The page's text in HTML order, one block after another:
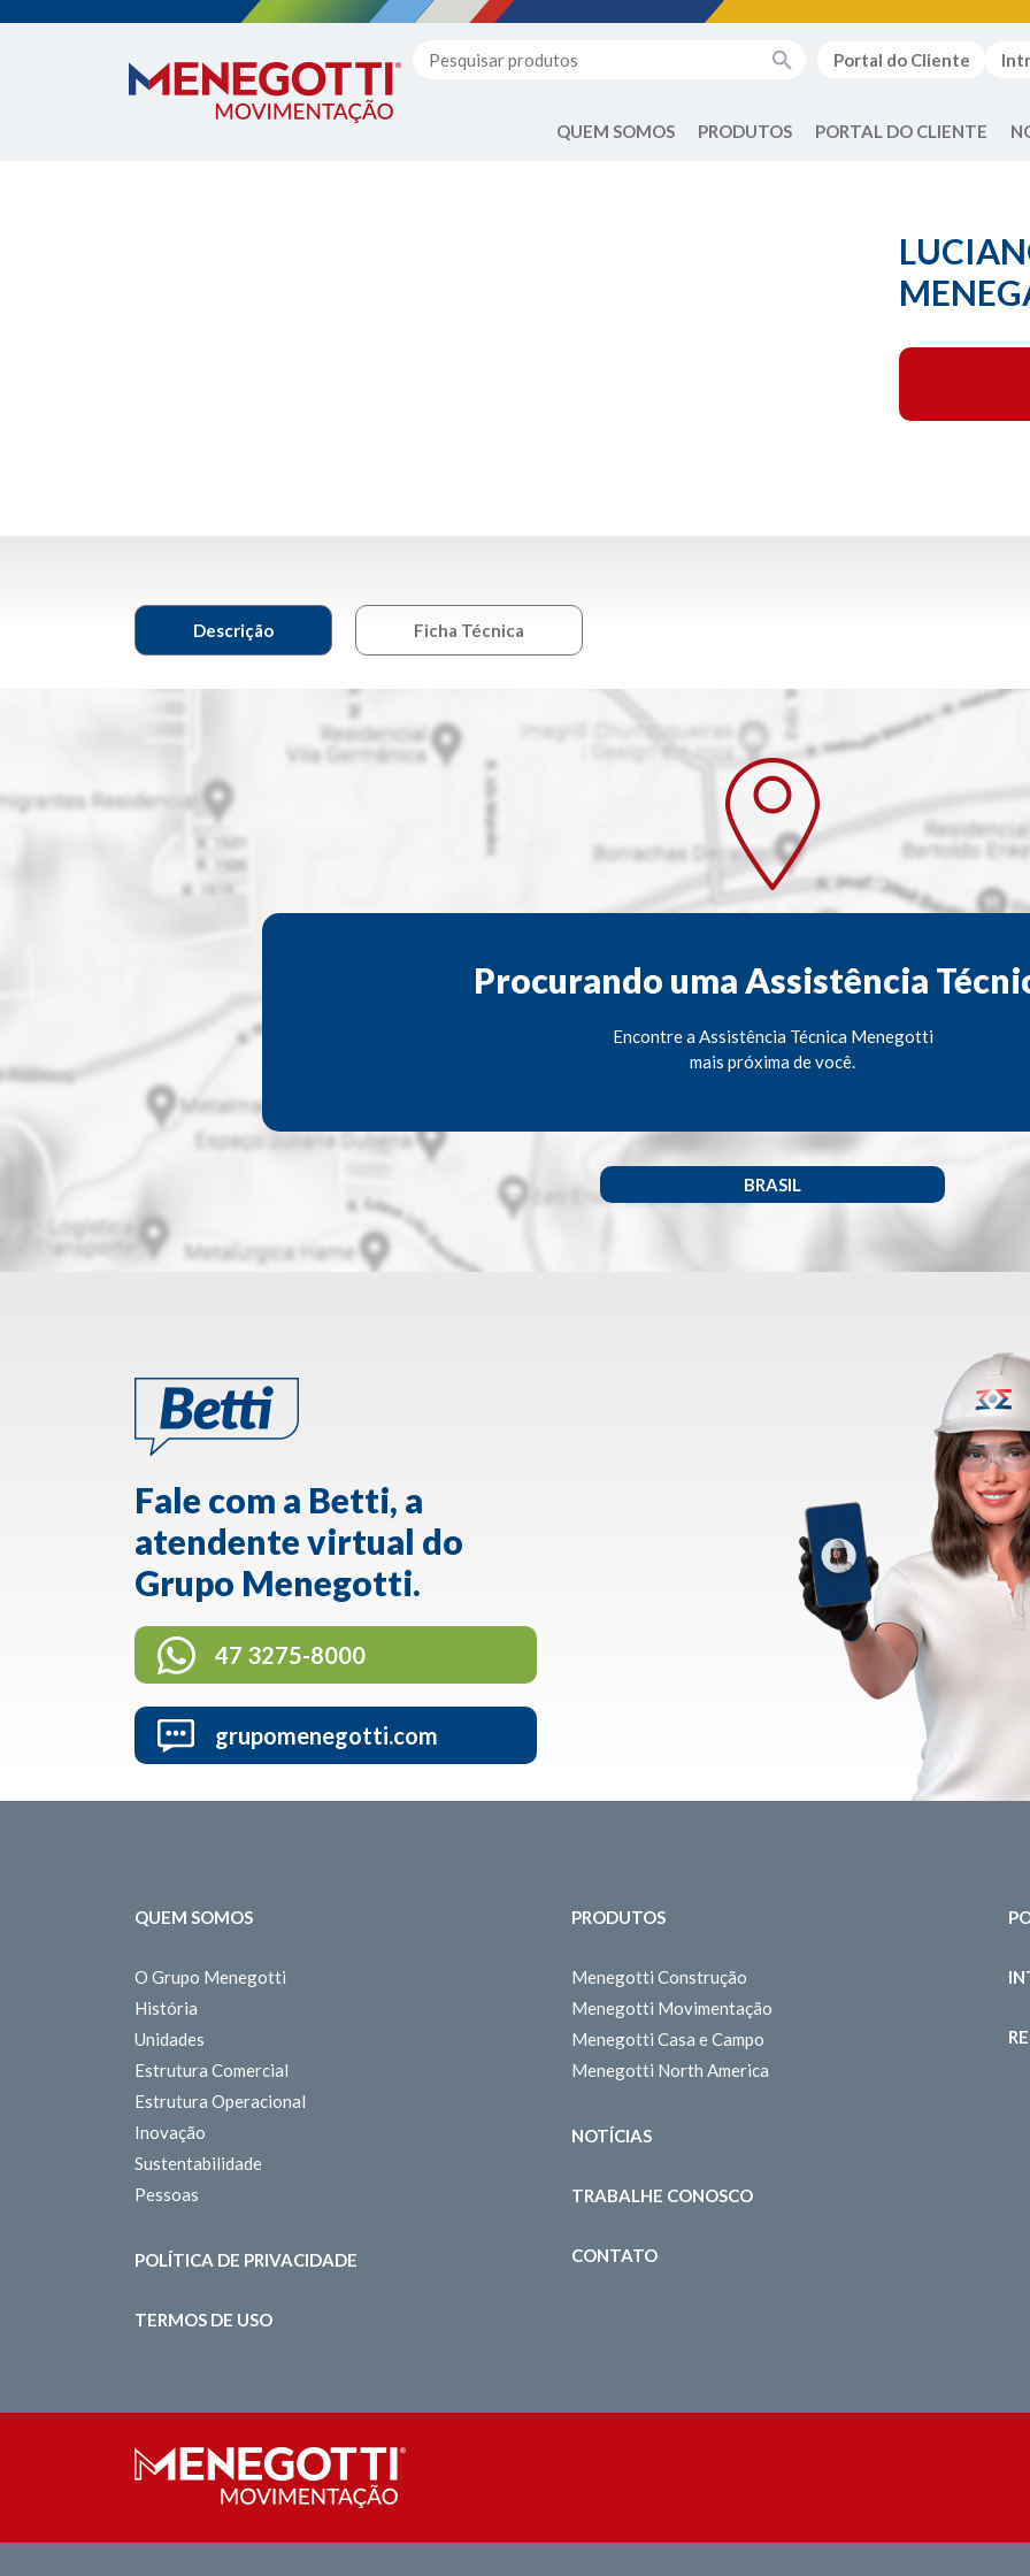
Portal do Cliente
QUEM SOMOS PRODUTOS PORTAL DO CLIENTE
Descrição Ficha Técnica
Procurando uma Assistência
Encontre a Assistência Técnica Menegotti
mais próxima de você.
BRASIL
Fale com a Betti, a
atendente virtual do
Grupo Menegotti.
47 3275-8000
grupomenegotti.com
QUEM SOMOS
O Grupo Menegotti
História
Unidades
Estrutura Comercial
Estrutura Operacional
Inovação
Sustentabilidade
Pessoas
POLÍTICA DE PRIVACIDADE
TERMOS DE USO
PRODUTOS
Menegotti Construção
Menegotti Movimentação
Menegotti Casa e Campo
Menegotti North America
NOTÍCIAS
TRABALHE CONOSCO
CONTATO